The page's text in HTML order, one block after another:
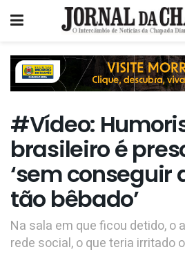
#Vídeo:
brasileiro é
‘sem conseguir
tão bêbado’
Na sala em que ficou detido, o
rede social, o que teria irritado